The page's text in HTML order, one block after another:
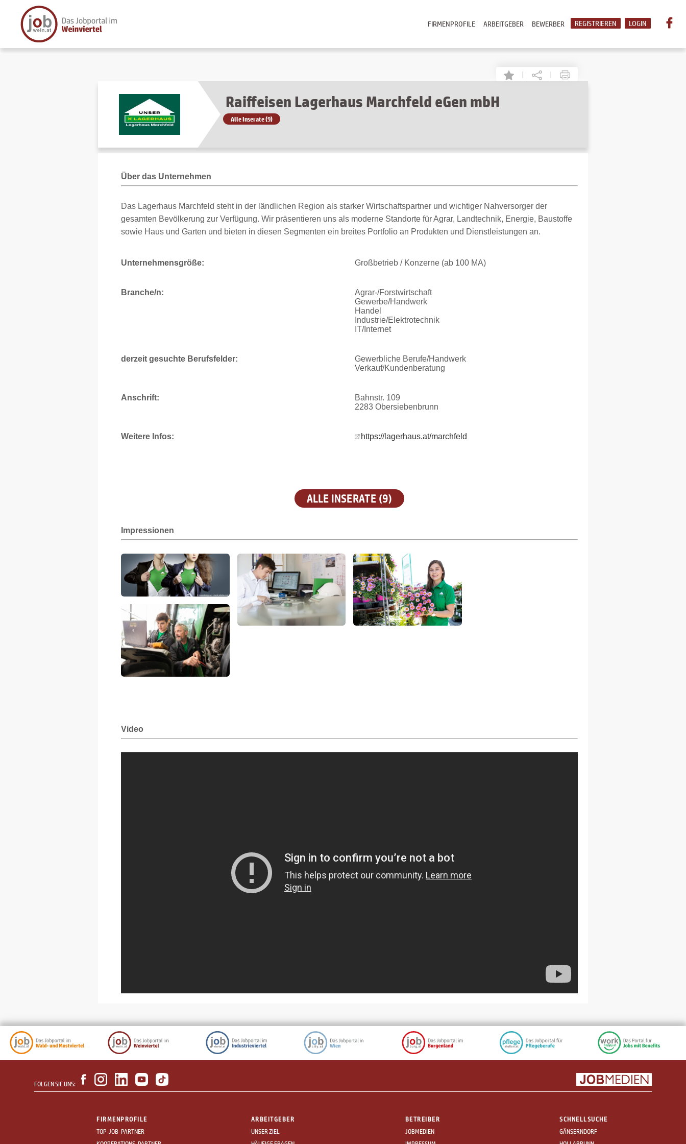
LOGIN
REGISTRIEREN
BEWERBER
ARBEITGEBER
FIRMENPROFILE
| |
Raiffeisen Lagerhaus Marchfeld eGen mbH
Alle Inserate (9)
Über das Unternehmen
Das Lagerhaus Marchfeld steht in der ländlichen Region als starker Wirtschaftspartner und wichtiger Nahversorger der
gesamten Bevölkerung zur Verfügung. Wir präsentieren uns als moderne Standorte für Agrar, Landtechnik, Energie, Baustoffe
sowie Haus und Garten und bieten in diesen Segmenten ein breites Portfolio an Produkten und Dienstleistungen an.
Unternehmensgröße: Großbetrieb / Konzerne (ab 100 MA)
Branche/n:
Agrar-/Forstwirtschaft
Gewerbe/Handwerk
Handel
Industrie/Elektrotechnik
IT/Internet
derzeit gesuchte Berufsfelder:
Gewerbliche Berufe/Handwerk
Verkauf/Kundenberatung
Anschrift:
Bahnstr. 109
2283 Obersiebenbrunn
Weitere Infos: https://lagerhaus.at/marchfeld
ALLE INSERATE (9)
Impressionen
Video
FOLGEN SIE UNS:
FIRMENPROFILE
TOP-JOB-PARTNER
ARBEITGEBER
UNSER ZIEL
BETREIBER
JOBMEDIEN
SCHNELLSUCHE
GÄNSERNDORF